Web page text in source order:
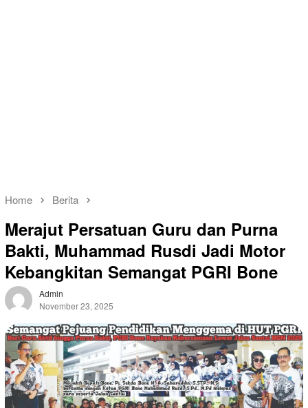
Home Berita
Merajut Persatuan Guru dan Purna
Bakti, Muhammad Rusdi Jadi Motor
Kebangkitan Semangat PGRI Bone
Admin
November 23, 2025